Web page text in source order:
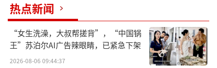
加“反内卷”推进，国内炼化行业景气度自202
5年下半年以来逐渐上行，致使荣盛石化也慢慢
迎来复苏。不过，即便如此，身为荣盛石化重
要股东的沙特阿美依然身处亏损泥潭。
热点新闻
“女生洗澡，大叔帮搓背”，“中国锅
王”苏泊尔AI广告辣眼睛，已紧急下架
2026-08-06 09:44:37